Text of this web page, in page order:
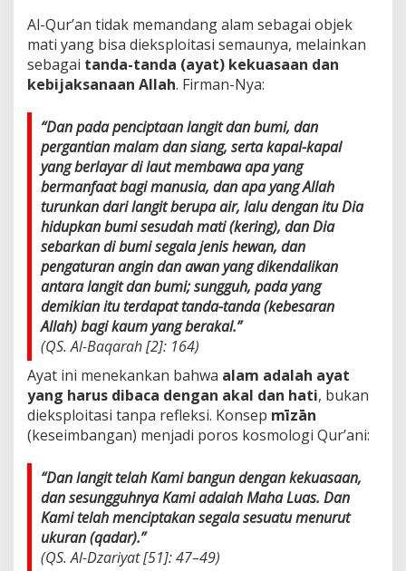
Q
u
r
’
a
s
e
b
a
g
a
i
R
e
s
p
o
n
s
t
r
h
a
d
K
r
i
s
s
Al-Qur’an tidak memandang alam sebagai objek
mati yang bisa dieksploitasi semaunya, melainkan
sebagai tanda-tanda (ayat) kekuasaan dan
kebijaksanaan Allah. Firman-Nya:
“Dan pada penciptaan langit dan bumi, dan
pergantian malam dan siang, serta kapal-kapal
yang berlayar di laut membawa apa yang
bermanfaat bagi manusia, dan apa yang Allah
turunkan dari langit berupa air, lalu dengan itu Dia
hidupkan bumi sesudah mati (kering), dan Dia
sebarkan di bumi segala jenis hewan, dan
pengaturan angin dan awan yang dikendalikan
antara langit dan bumi; sungguh, pada yang
demikian itu terdapat tanda-tanda (kebesaran
Allah) bagi kaum yang berakal.”
(QS. Al-Baqarah [2]: 164)
Ayat ini menekankan bahwa alam adalah ayat
yang harus dibaca dengan akal dan hati, bukan
dieksploitasi tanpa refleksi. Konsep mīzān
(keseimbangan) menjadi poros kosmologi Qur’ani:
“Dan langit telah Kami bangun dengan kekuasaan,
dan sesungguhnya Kami adalah Maha Luas. Dan
Kami telah menciptakan segala sesuatu menurut
ukuran (qadar).”
(QS. Al-Dzariyat [51]: 47–49)